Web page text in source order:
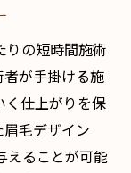
りの短時間施術
が手掛ける施
く仕上がりを保
毛デザイン
えることが可能